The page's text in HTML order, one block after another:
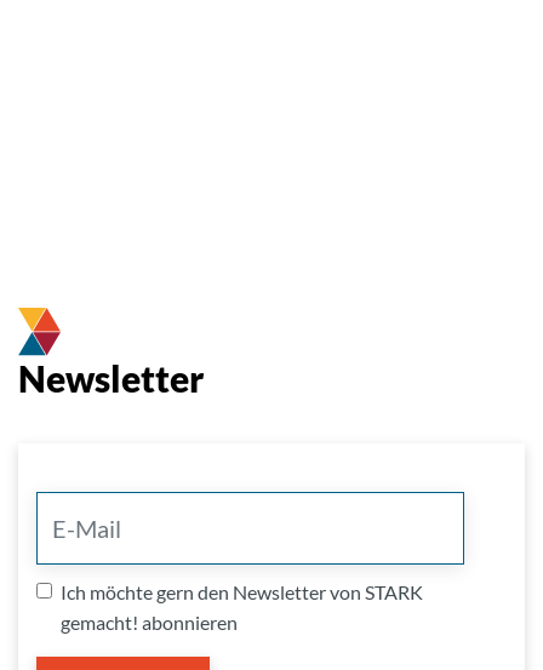
Newsletter
Ich möchte gern den Newsletter von STARK
gemacht! abonnieren